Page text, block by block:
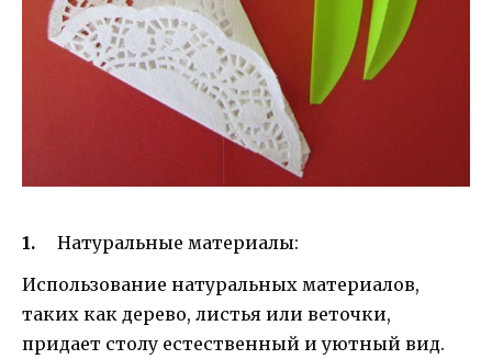
Натуральные материалы:
Использование натуральных материалов,
таких как дерево, листья или веточки,
придает столу естественный и уютный вид.